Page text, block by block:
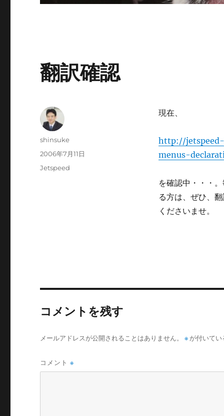
翻訳確認
現在、
http://
menus-
を確認中・・・
る方は、ぜひ、
くださいませ。
投
shinsuke
投
2006年7月11日
カ
Jetspeed
コメントを残す
メールアドレスが公開されることはありません。 ※ が付いて
コメント※